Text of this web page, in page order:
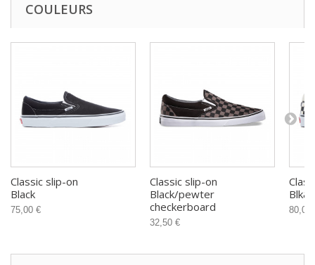
COULEURS
Classic slip-on
Black
75,00 €
Classic slip-on
Black/pewter
checkerboard
32,50 €
80,00